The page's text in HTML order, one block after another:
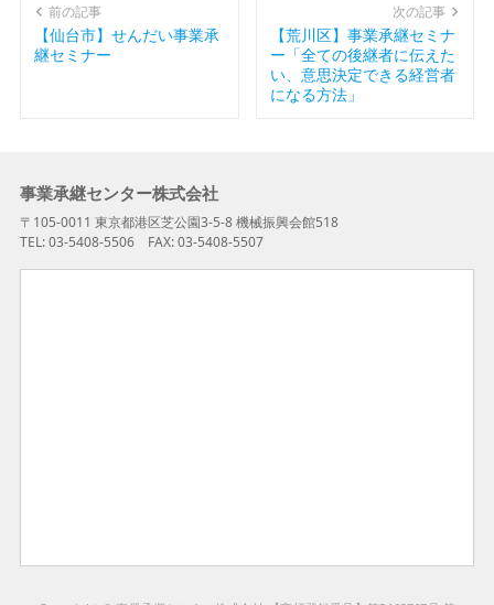
前の記事
【仙台市】せんだい事業承
継セミナー
次の記事
【荒川区】事業承継セミナ
ー「全ての後継者に伝えた
い、意思決定できる経営者
になる方法」
事業承継センター株式会社
〒105-0011 東京都港区芝公園3-5-8 機械振興会館518
TEL: 03-5408-5506 FAX: 03-5408-5507